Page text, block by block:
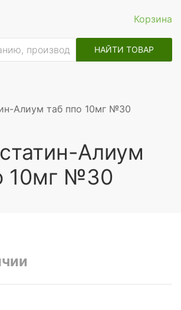
Корзина
НАЙТИ ТОВАР
Алиум таб ппо 10мг №30
Алиум
10мг №30